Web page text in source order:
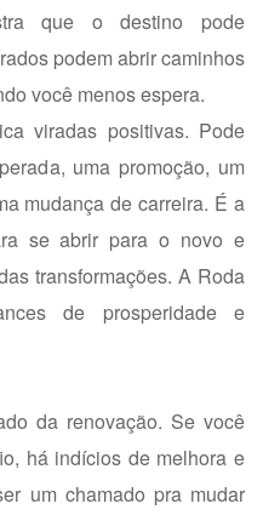
que o destino pode
podem abrir caminhos
você menos espera.
viradas positivas. Pode
uma promoção, um
mudança de carreira. É a
se abrir para o novo e
transformações. A Roda
de prosperidade e
da renovação. Se você
há indícios de melhora e
um chamado pra mudar